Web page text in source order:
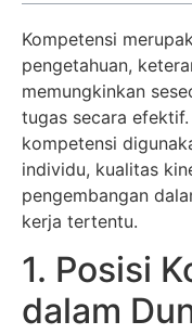
Kompetensi
pengetahuan,
memungkinkan
tugas secara
kompetensi
individu, kualitas
pengembangan
kerja tertentu.
1. Posisi
dalam